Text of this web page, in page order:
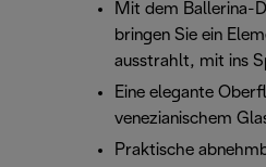
Mit dem Ballerina-
bringen Sie ein
ausstrahlt, mit ins
Eine elegante
venezianischem
Praktische